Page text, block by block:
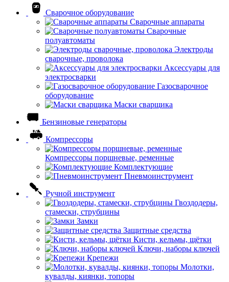
Сварочное оборудование
Сварочные аппараты
Сварочные
полуавтоматы
Электроды
сварочные, проволока
Аксессуары для
электросварки
Газосварочное
оборудование
Маски сварщика
Бензиновые генераторы
Компрессоры
Компрессоры поршневые, ременные
Комплектующие
Пневмоинструмент
Ручной инструмент
Гвоздодеры,
стамески, струбцины
Замки
Защитные средства
Кисти, кельмы, щётки
Ключи, наборы ключей
Крепежи
Молотки,
кувалды, киянки, топоры